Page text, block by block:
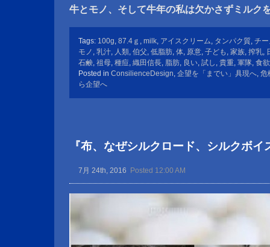
牛とモノ、そして牛年の私は欠かさずミルク
Tags: 100g, 87.4ｇ , milk, アイスクリーム, タンパク質, チ
モノ , 乳汁, 人類, 伯父, 低脂肪, 体, 原意, 子ども , 家族, 搾乳,
石鹸, 祖母, 種痘, 織田信長, 脂肪, 良い, 試し , 貴重, 軍隊, 食欲
Posted in ConsilienceDesign, 企望を「までい」具現へ, 危
ら企望へ
『布、なぜシルクロード、シルクボイ
7月 24th, 2016 Posted 12:00 AM